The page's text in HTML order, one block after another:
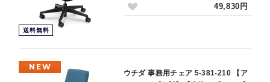
送料無料
49,830円
NEW
ウチダ 事務用チェア 5-381-210 【ア